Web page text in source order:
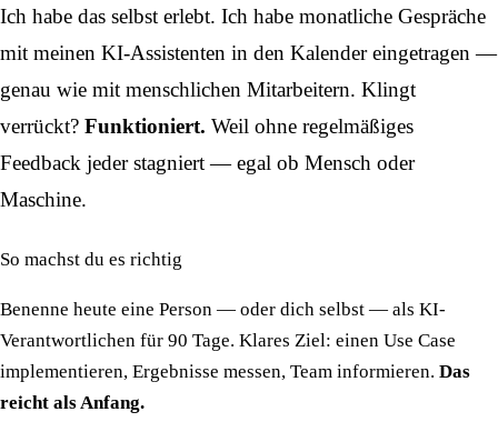
Ich habe das selbst erlebt. Ich habe monatliche Gespräche
mit meinen KI-Assistenten in den Kalender eingetragen —
genau wie mit menschlichen Mitarbeitern. Klingt
verrückt? Funktioniert. Weil ohne regelmäßiges
Feedback jeder stagniert — egal ob Mensch oder
Maschine.
So machst du es richtig
Benenne heute eine Person — oder dich selbst — als KI-
Verantwortlichen für 90 Tage. Klares Ziel: einen Use Case
implementieren, Ergebnisse messen, Team informieren. Das
reicht als Anfang.